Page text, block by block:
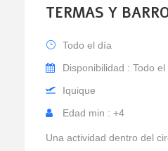
TERMAS Y
Todo el día
Disponibilidad : Todo el
Iquique
Edad min : +4
Una actividad dentro del